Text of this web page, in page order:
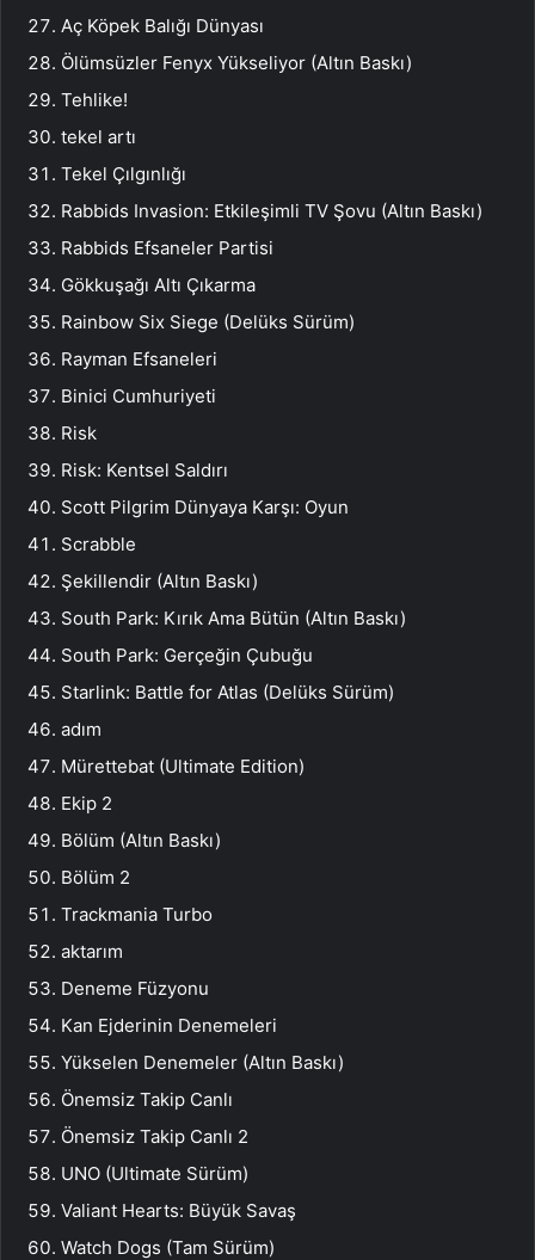
Aç Köpek Balığı Dünyası
Ölümsüzler Fenyx Yükseliyor (Altın Baskı)
Tehlike!
tekel artı
Tekel Çılgınlığı
Rabbids Invasion: Etkileşimli TV Şovu (Altın Baskı)
Rabbids Efsaneler Partisi
Gökkuşağı Altı Çıkarma
Rainbow Six Siege (Delüks Sürüm)
Rayman Efsaneleri
Binici Cumhuriyeti
Risk
Risk: Kentsel Saldırı
Scott Pilgrim Dünyaya Karşı: Oyun
Scrabble
Şekillendir (Altın Baskı)
South Park: Kırık Ama Bütün (Altın Baskı)
South Park: Gerçeğin Çubuğu
Starlink: Battle for Atlas (Delüks Sürüm)
adım
Mürettebat (Ultimate Edition)
Ekip 2
Bölüm (Altın Baskı)
Bölüm 2
Trackmania Turbo
aktarım
Deneme Füzyonu
Kan Ejderinin Denemeleri
Yükselen Denemeler (Altın Baskı)
Önemsiz Takip Canlı
Önemsiz Takip Canlı 2
UNO (Ultimate Sürüm)
Valiant Hearts: Büyük Savaş
Watch Dogs (Tam Sürüm)